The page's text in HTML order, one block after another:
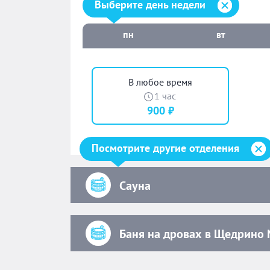
Выберите день недели
пн вт
В любое время
1 час
900 ₽
Посмотрите другие отделения
Сауна
Баня на дровах в